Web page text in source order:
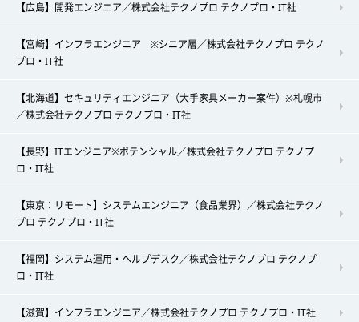
【広島】開発エンジニア／株式会社テクノプロ テクノプロ・IT社
【宮崎】インフラエンジニア ※シニア層／株式会社テクノプロ テクノ
プロ・IT社
【北海道】セキュリティエンジニア（大手家具メーカー案件）※札幌市
／株式会社テクノプロ テクノプロ・IT社
【長野】ITエンジニア※ポテンシャル／株式会社テクノプロ テクノプ
ロ・IT社
【東京：リモート】システムエンジニア（食品業界）／株式会社テクノ
プロ テクノプロ・IT社
【福岡】システム運用・ヘルプデスク／株式会社テクノプロ テクノプ
ロ・IT社
【滋賀】インフラエンジニア／株式会社テクノプロ テクノプロ・IT社